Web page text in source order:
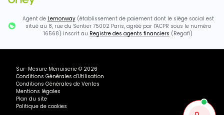
Agent de Lemonway(établissement de paiement dont le siège social est
situé au 8, rue du Sentier 75002 Paris, agréé par l'ACPR sous le numéro
16568) inscrit au Registre des agents financiers (Regafi)
Sur-Mesure Menuiserie © 2026
Conditions Générales d'Utilisation
Conditions Générales de Ventes
Mentions légales
Plan du site
Politique de cookies